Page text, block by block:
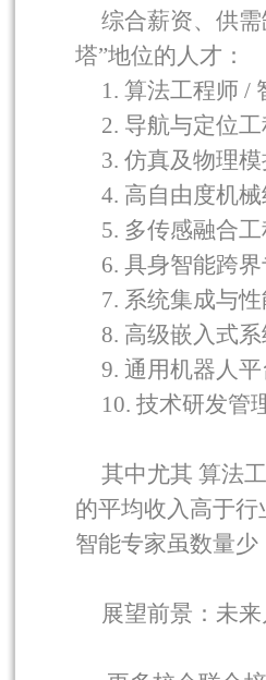
综合薪资、供
塔”地位的人才：
1. 算法工程师 /
2. 导航与定位
3. 仿真及物理
4. 高自由度机
5. 多传感融合
6. 具身智能跨
7. 系统集成与
8. 高级嵌入式
9. 通用机器人
10. 技术研发管
其中尤其 算法
的平均收入高于
智能专家虽数量
展望前景：未